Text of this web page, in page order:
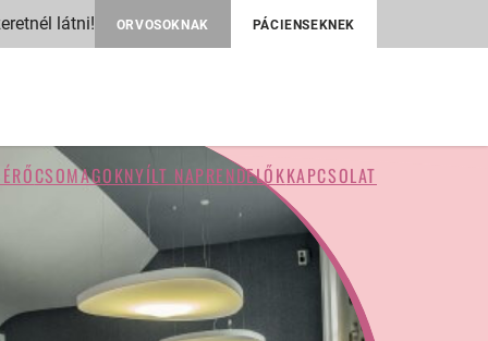
látni! ORVOSOKNAK PÁCIENSEKNEK
CSOMAGOKNYÍLT NAPRENDELŐKKAPCSOLAT